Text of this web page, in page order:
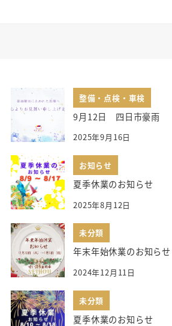
整備・点検・車検
9月12日 四日市豪雨
2025年9月16日
お知らせ
夏季休業のお知らせ
2025年8月12日
未分類
年末年始休業のお知らせ
2024年12月11日
未分類
夏季休業のお知らせ